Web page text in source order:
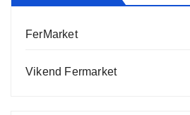
FerMarket
Vikend Fermarket